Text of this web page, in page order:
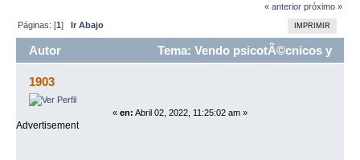
« anterior próximo »
IMPRIMIR
Páginas: [1]Ir Abajo
Autor
Tema: Vendo psicotÃ©cnicos y
libros 2020 NUEVOS (Leído 4689 veces)
1903
« en: Abril 02, 2022, 11:25:02 am »
Advertisement